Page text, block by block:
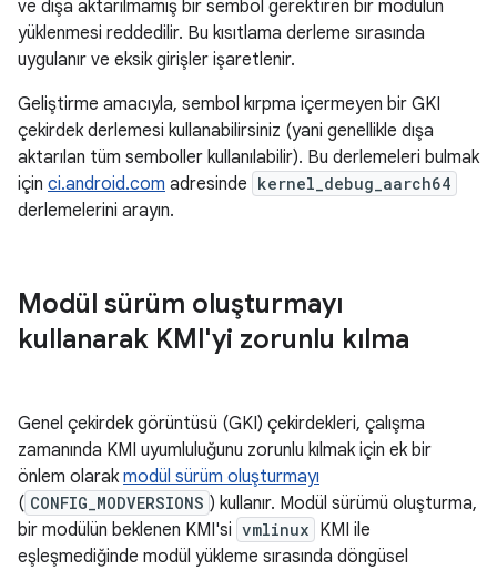
ve dışa aktarılmamış bir sembol gerektiren bir modülün
yüklenmesi reddedilir. Bu kısıtlama derleme sırasında
uygulanır ve eksik girişler işaretlenir.
Geliştirme amacıyla, sembol kırpma içermeyen bir GKI
çekirdek derlemesi kullanabilirsiniz (yani genellikle dışa
aktarılan tüm semboller kullanılabilir). Bu derlemeleri bulmak
için ci.android.com adresinde kernel_debug_aarch64
derlemelerini arayın.
Modül sürüm oluşturmayı
kullanarak KMI'yi zorunlu kılma
Genel çekirdek görüntüsü (GKI) çekirdekleri, çalışma
zamanında KMI uyumluluğunu zorunlu kılmak için ek bir
önlem olarak modül sürüm oluşturmayı
( CONFIG_MODVERSIONS ) kullanır. Modül sürümü oluşturma,
bir modülün beklenen KMI'si vmlinux KMI ile
eşleşmediğinde modül yükleme sırasında döngüsel